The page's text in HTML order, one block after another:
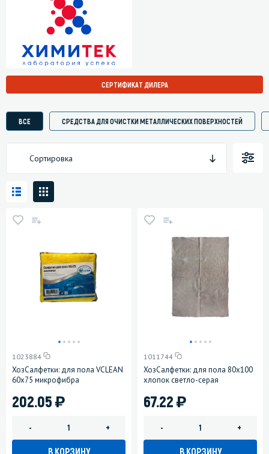
СЕРТИФИКАТ ДИЛЕРА
ВСЕ СРЕДСТВА ДЛЯ ОЧИСТКИ МЕТАЛЛИЧЕСКИХ ПОВЕРХНОСТЕЙ
Сортировка
1023884
ХозСалфетки: для пола VCLEAN
60х75 микрофибра
202.05)
- +
В КОРЗИНУ
1011744
ХозСалфетки: для пола 80х100
хлопок светло-серая
67.22)
- +
В КОРЗИНУ